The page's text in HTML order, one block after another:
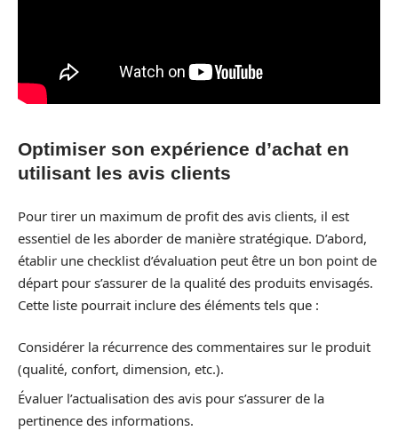
Optimiser son expérience d’achat en
utilisant les avis clients
Pour tirer un maximum de profit des avis clients, il est
essentiel de les aborder de manière stratégique. D’abord,
établir une checklist d’évaluation peut être un bon point de
départ pour s’assurer de la qualité des produits envisagés.
Cette liste pourrait inclure des éléments tels que :
Considérer la récurrence des commentaires sur le produit
(qualité, confort, dimension, etc.).
Évaluer l’actualisation des avis pour s’assurer de la
pertinence des informations.